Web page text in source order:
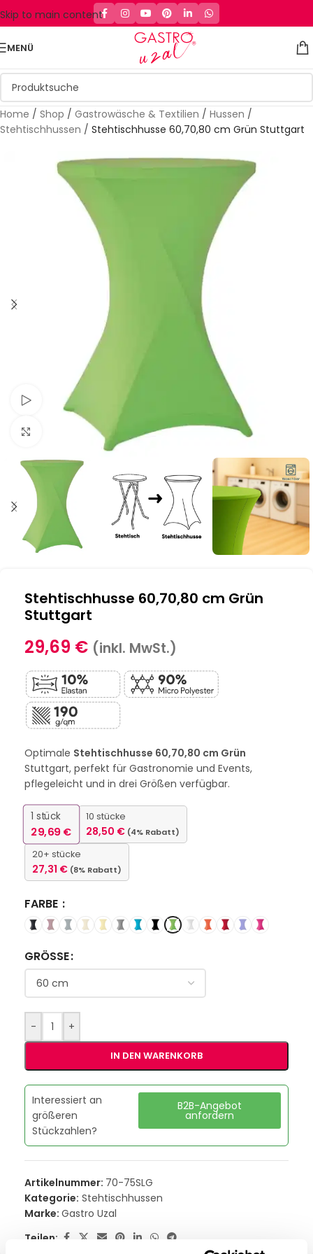
Skip to main content
MENÜ
Home / Shop / Gastrowäsche & Textilien / Hussen /
Stehtischhussen / Stehtischhusse 60,70,80 cm Grün Stuttgart
Schau Video
Klick zum Vergrößern
Stehtischhusse 60,70,80 cm Grün
Stuttgart
29,69 € (inkl. MwSt.)
Optimale Stehtischhusse 60,70,80 cm Grün
Stuttgart, perfekt für Gastronomie und Events,
pflegeleicht und in drei Größen verfügbar.
1 stück
29,69€
10 stücke
28,50 € (4% Rabatt)
20+ stücke
27,31 € (8% Rabatt)
FARBE
GRÖSSE
- +
IN DEN WARENKORB
Interessiert an
größeren
Stückzahlen?
B2B-Angebot
anfordern
Artikelnummer: 70-75SLG
Kategorie: Stehtischhussen
Marke: Gastro Uzal
Teilen: